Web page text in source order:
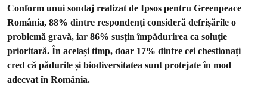
Conform unui sondaj realizat de Ipsos pentru Greenpeace
România, 88% dintre respondenți consideră defrișările o
problemă gravă, iar 86% susțin împădurirea ca soluție
prioritară. În același timp, doar 17% dintre cei chestionați
cred că pădurile și biodiversitatea sunt protejate în mod
adecvat în România.